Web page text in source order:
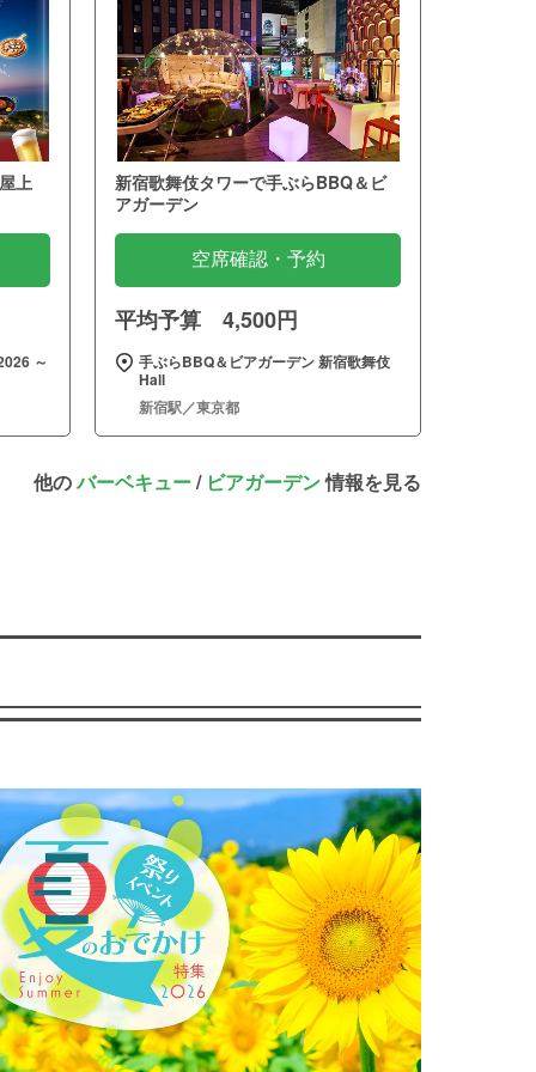
上
～
新宿歌舞伎タワーで手ぶらBBQ＆ビ
アガーデン
空席確認・予約
平均予算 4,500円
手ぶらBBQ＆ビアガーデン 新宿歌舞伎
Hall
新宿駅／東京都
他のバーベキュー/ ビアガーデン情報を見る